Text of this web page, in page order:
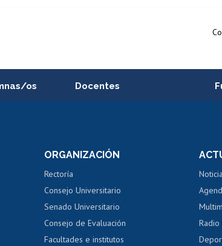
os Docentes
Perfeccionamiento
Evaluación docente
Calificación académica
Postulación al AUCAI
ORGANIZACIÓN
Rectoría
Consejo Universitario
Senado Universitario
Consejo de Evaluación
Facultades e institutos
Radio